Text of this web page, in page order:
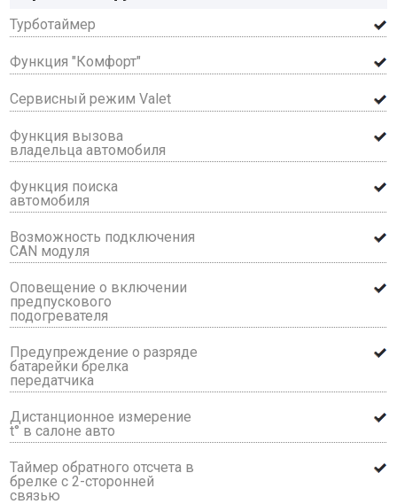
Турботаймер
Функция "Комфорт"
Сервисный режим Valet
Функция вызова
владельца автомобиля
Функция поиска
автомобиля
Возможность подключения
CAN модуля
Оповещение о включении
предпускового
подогревателя
Предупреждение о разряде
батарейки брелка
передатчика
Дистанционное измерение
t° в салоне авто
Таймер обратного отсчета в
брелке с 2-сторонней
связью